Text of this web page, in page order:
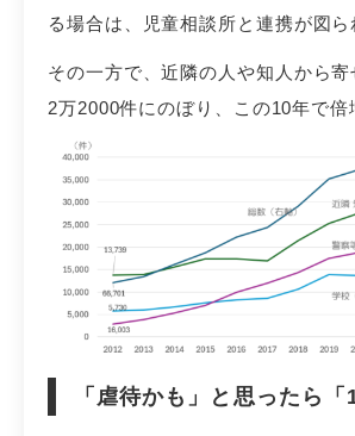
る場合は、児童相談所と連携が図ら
その一方で、近隣の人や知人から寄
2万2000件にのぼり、この10年で倍
「虐待かも」と思ったら「